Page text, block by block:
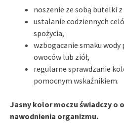
noszenie ze sobą butelki z
ustalanie codziennych
spożycia,
wzbogacanie smaku wody
owoców lub ziół,
regularne sprawdzanie
pomocnym wskaźnikiem.
Jasny kolor moczu świadczy o
nawodnienia organizmu.